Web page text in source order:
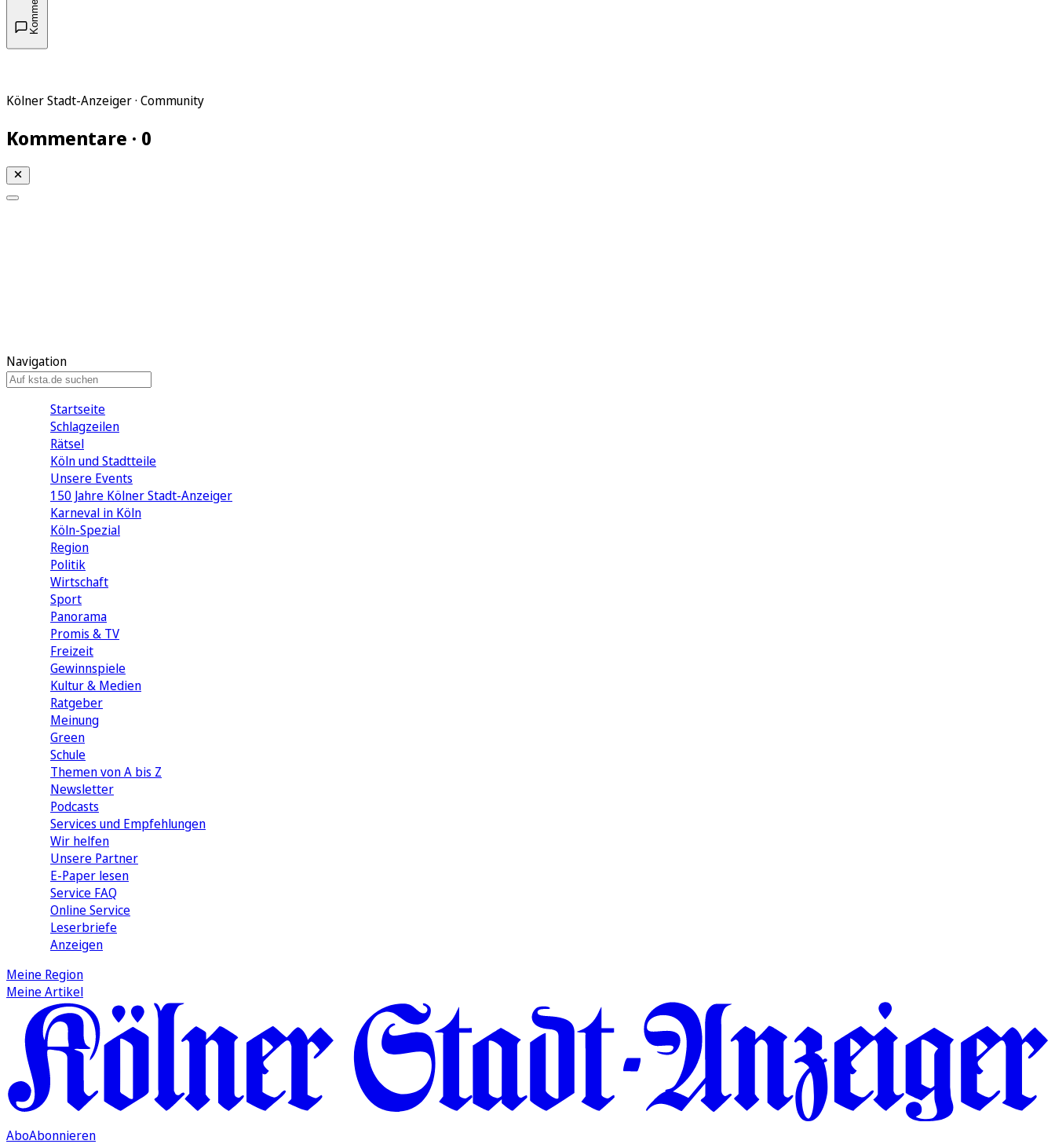
Kölner Stadt-Anzeiger · Community
Kommentare · 0
Navigation
Startseite
Schlagzeilen
Rätsel
Köln und Stadtteile
Unsere Events
150 Jahre Kölner Stadt-Anzeiger
Karneval in Köln
Köln-Spezial
Region
Politik
Wirtschaft
Sport
Panorama
Promis & TV
Freizeit
Gewinnspiele
Kultur & Medien
Ratgeber
Meinung
Green
Schule
Themen von A bis Z
Newsletter
Podcasts
Services und Empfehlungen
Wir helfen
Unsere Partner
E-Paper lesen
Service FAQ
Online Service
Leserbriefe
Anzeigen
Meine Region
Meine Artikel
AboAbonnieren